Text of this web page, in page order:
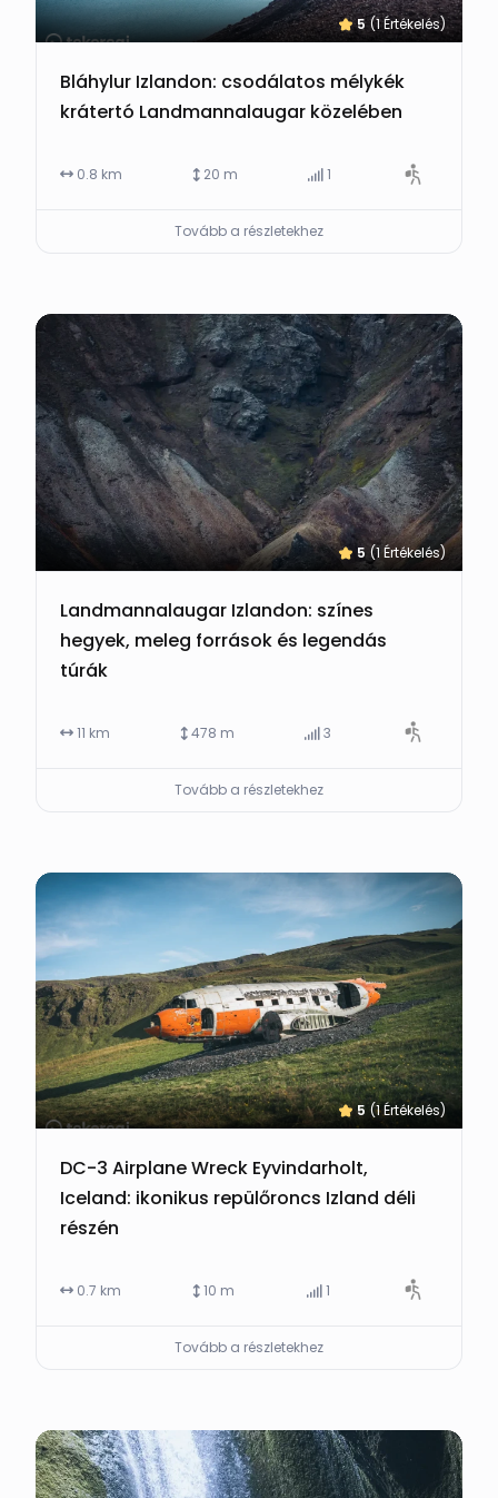
5 (1 Értékelés)
Bláhylur Izlandon: csodálatos mélykék
krátertó Landmannalaugar közelében
0.8 km 20 m 1
Tovább a részletekhez
5 (1 Értékelés)
Landmannalaugar Izlandon: színes
hegyek, meleg források és legendás
túrák
11 km 478 m 3
Tovább a részletekhez
5 (1 Értékelés)
DC-3 Airplane Wreck Eyvindarholt,
Iceland: ikonikus repülőroncs Izland déli
részén
0.7 km 10 m 1
Tovább a részletekhez